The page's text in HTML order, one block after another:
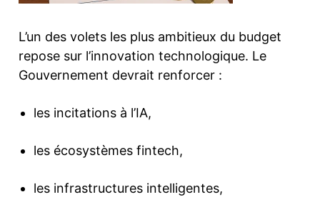
L’un des volets les plus ambitieux du budget
repose sur l’innovation technologique. Le
Gouvernement devrait renforcer :
les incitations à l’IA,
les écosystèmes fintech,
les infrastructures intelligentes,